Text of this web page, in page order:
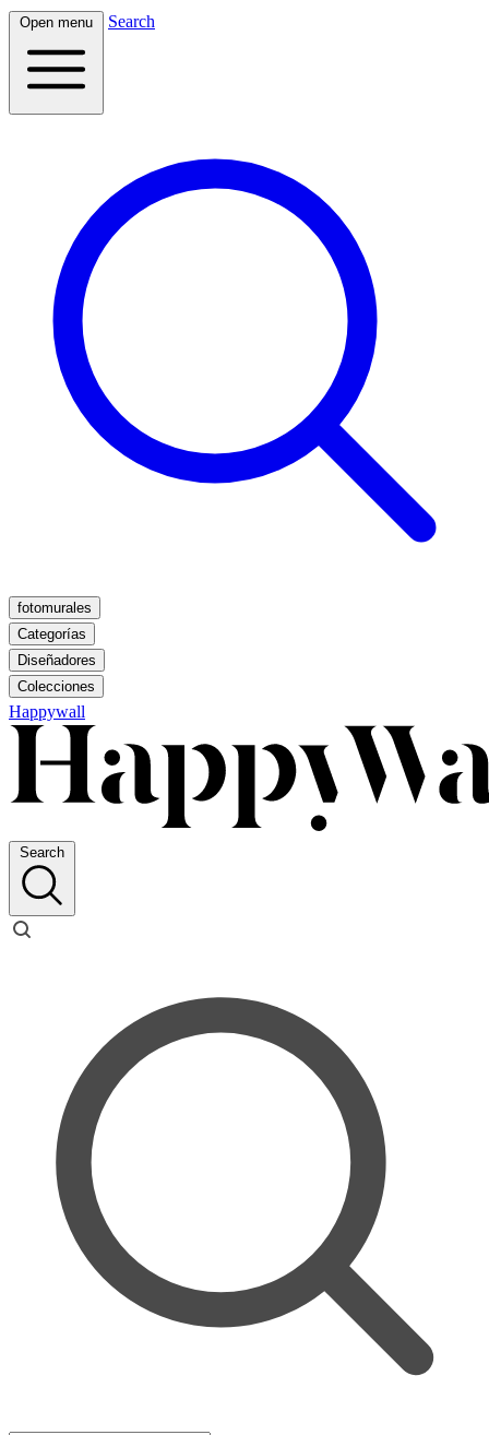
Open menu Search
fotomurales
Categorías
Diseñadores
Colecciones
Happywall
Search